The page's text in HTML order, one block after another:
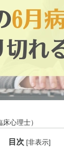
心理士）
目次 [非表示]